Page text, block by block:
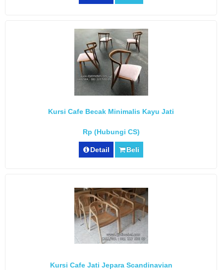
Kursi Cafe Becak Minimalis Kayu Jati
Rp (Hubungi CS)
Detail Beli
Kursi Cafe Jati Jepara Scandinavian